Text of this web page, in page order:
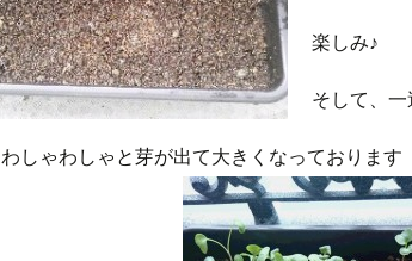
楽しみ♪
そして、
わしゃわしゃと芽が出て大きくなっております